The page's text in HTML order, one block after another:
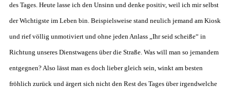
des Tages. Heute lasse ich den Unsinn und denke positiv, weil ich mir selbst
der Wichtigste im Leben bin. Beispielsweise stand neulich jemand am Kiosk
und rief völlig unmotiviert und ohne jeden Anlass „Ihr seid scheiße“ in
Richtung unseres Dienstwagens über die Straße. Was will man so jemandem
entgegnen? Also lässt man es doch lieber gleich sein, winkt am besten
fröhlich zurück und ärgert sich nicht den Rest des Tages über irgendwelche